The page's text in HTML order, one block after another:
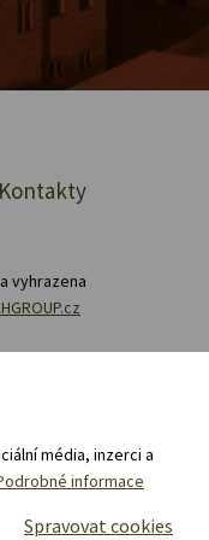
Kontakty
vyhrazena
média, inzerci a
informace
Spravovat cookies